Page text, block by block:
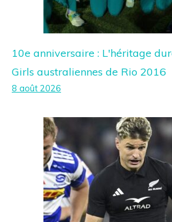
10e anniversaire : L'héritage
Girls australiennes de Rio 2016
8 août 2026